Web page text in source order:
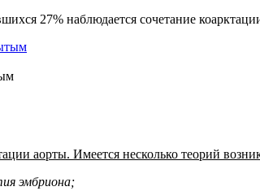
27% наблюдается сочетание
аорты. Имеется несколько теорий
эмбриона;